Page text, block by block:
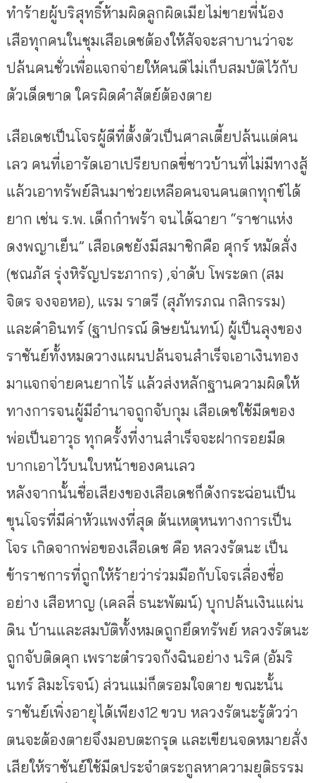
ทำร้ายผู้บริสุทธิ์ห้ามผิดลูกผิดเมียไม่ขายพี่น้อง
เสือทุกคนในชุมเสือเดชต้องให้สัจจะสาบานว่าจะ
ปล้นคนชั่วเพื่อแจกจ่ายให้คนดีไม่เก็บสมบัติไว้กับ
ตัวเด็ดขาด ใครผิดคำสัตย์ต้องตาย
เสือเดชเป็นโจรผู้ดีที่ตั้งตัวเป็นศาลเตี้ยปล้นแต่คน
เลว คนที่เอารัดเอาเปรียบกดขี่ชาวบ้านที่ไม่มีทางสู้
แล้วเอาทรัพย์สินมาช่วยเหลือคนจนคนตกทุกข์ได้
ยาก เช่น ร.พ. เด็กกำพร้า จนได้ฉายา “ราชาแห่ง
ดงพญาเย็น” เสือเดชยังมีสมาชิกคือ ศุกร์ หมัดสั่ง
(ชณภัส รุ่งหิรัญประภากร) ,จ่าดับ โพระดก (สม
จิตร จงจอหอ), แรม ราตรี (สุภัทรภณ กสิกรรม)
และคำอินทร์ (ฐาปกรณ์ ดิษยนันทน์) ผู้เป็นลุงของ
ราชันย์ทั้งหมดวางแผนปล้นจนสำเร็จเอาเงินทอง
มาแจกจ่ายคนยากไร้ แล้วส่งหลักฐานความผิดให้
ทางการจนผู้มีอำนาจถูกจับกุม เสือเดชใช้มีดของ
พ่อเป็นอาวุธ ทุกครั้งที่งานสำเร็จจะฝากรอยมีด
บากเอาไว้บนใบหน้าของคนเลว
หลังจากนั้นชื่อเสียงของเสือเดชก็ดังกระฉ่อนเป็น
ขุนโจรที่มีค่าหัวแพงที่สุด ต้นเหตุหนทางการเป็น
โจร เกิดจากพ่อของเสือเดช คือ หลวงรัตนะ เป็น
ข้าราชการที่ถูกให้ร้ายว่าร่วมมือกับโจรเลื่องชื่อ
อย่าง เสือหาญ (เคลลี่ ธนะพัฒน์) บุกปล้นเงินแผ่น
ดิน บ้านและสมบัติทั้งหมดถูกยึดทรัพย์ หลวงรัตนะ
ถูกจับติดคุก เพราะตำรวจกังฉินอย่าง นริศ (อัมริ
นทร์ สิมะโรจน์) ส่วนแม่ก็ตรอมใจตาย ขณะนั้น
ราชันย์เพิ่งอายุได้เพียง12 ขวบ หลวงรัตนะรู้ตัวว่า
ตนจะต้องตายจึงมอบตะกรุด และเขียนจดหมายสั่ง
เสียให้ราชันย์ใช้มีดประจำตระกูลหาความยุติธรรม